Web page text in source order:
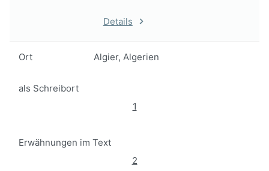
Details
Ort Algier, Algerien
als Schreibort
1
Erwähnungen im Text
2